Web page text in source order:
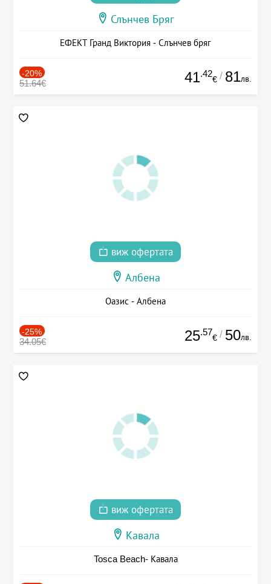
Слънчев Бряг
ЕФЕКТ Гранд Виктория - Слънчев бряг
-20%
51.64€ 41.42
€ / 81лв.
виж офертата
Албена
Оазис - Албена
-25%
34.05€ 25.57
€ / 50лв.
виж офертата
Кавала
Tosca Beach- Кавала